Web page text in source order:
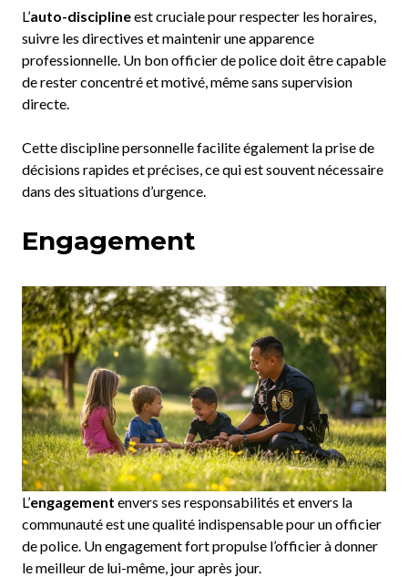
L’auto-disciplineest cruciale pour respecter les horaires,
suivre les directives et maintenir une apparence
professionnelle. Un bon officier de police doit être capable
de rester concentré et motivé, même sans supervision
directe.
Cette discipline personnelle facilite également la prise de
décisions rapides et précises, ce qui est souvent nécessaire
dans des situations d’urgence.
Engagement
L’engagement envers ses responsabilités et envers la
communauté est une qualité indispensable pour un officier
de police. Un engagement fort propulse l’officier à donner
le meilleur de lui-même, jour après jour.